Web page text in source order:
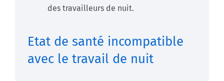
des travailleurs de nuit.
Etat de santé incompatible
avec le travail de nuit